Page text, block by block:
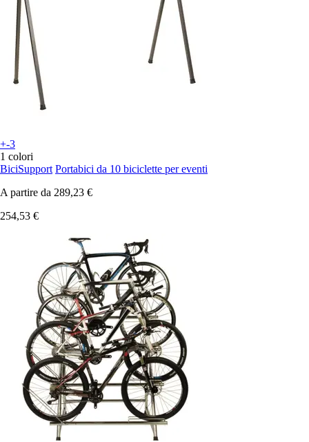
+-3
1 colori
BiciSupport Portabici da 10 biciclette per eventi
A partire da 289,23 €
254,53 €